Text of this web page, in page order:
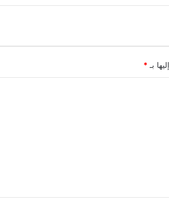
بـ *